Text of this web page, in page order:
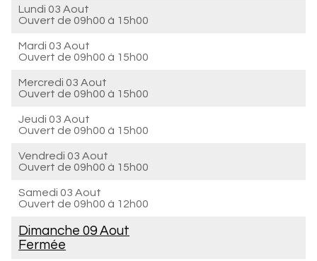
Lundi 03 Aout
Ouvert de 09h00 à 15h00
Mardi 03 Aout
Ouvert de 09h00 à 15h00
Mercredi 03 Aout
Ouvert de 09h00 à 15h00
Jeudi 03 Aout
Ouvert de 09h00 à 15h00
Vendredi 03 Aout
Ouvert de 09h00 à 15h00
Samedi 03 Aout
Ouvert de 09h00 à 12h00
Dimanche 09 Aout
Fermée